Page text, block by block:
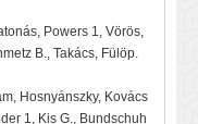
Powers 1, Vörös,
B., Takács, Fülöp.
Hosnyánszky, Kovács
1, Kis G., Bundschuh